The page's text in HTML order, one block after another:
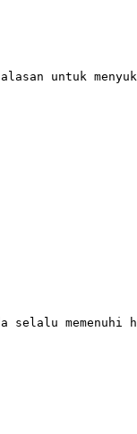
untuk
selalu memenuhi